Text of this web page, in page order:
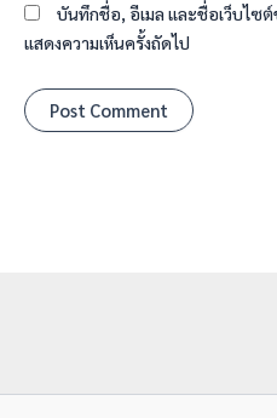
บันทึกชื่อ, อีเมล และชื่อเว็บไซ
แสดงความเห็นครั้งถัดไป